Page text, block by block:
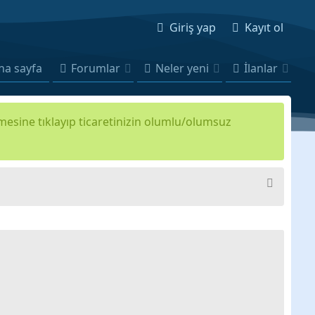
Giriş yap Kayıt ol
sayfa Forumlar Neler yeni İlanlar
tıklayıp ticaretinizin olumlu/olumsuz